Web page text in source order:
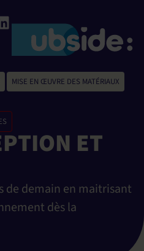
MISE EN ŒUVRE DES MATÉRIAUX
ET
de demain en maitrisant
dès la